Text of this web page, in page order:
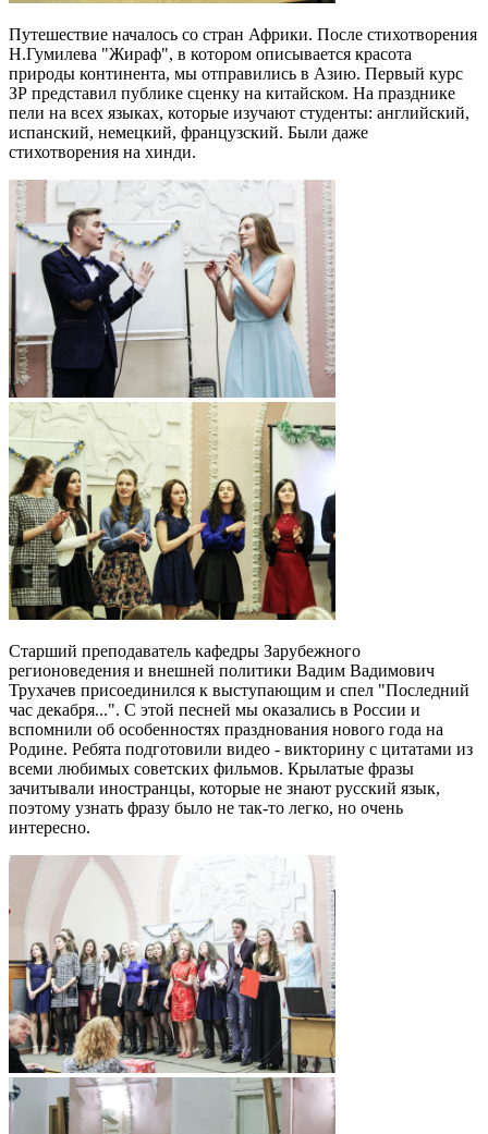
Путешествие началось со стран Африки. После стихотворения
Н.Гумилева "Жираф", в котором описывается красота
природы континента, мы отправились в Азию. Первый курс
ЗР представил публике сценку на китайском. На празднике
пели на всех языках, которые изучают студенты: английский,
испанский, немецкий, французский. Были даже
стихотворения на хинди.
Старший преподаватель кафедры Зарубежного
регионоведения и внешней политики Вадим Вадимович
Трухачев присоединился к выступающим и спел "Последний
час декабря...". С этой песней мы оказались в России и
вспомнили об особенностях празднования нового года на
Родине. Ребята подготовили видео - викторину с цитатами из
всеми любимых советских фильмов. Крылатые фразы
зачитывали иностранцы, которые не знают русский язык,
поэтому узнать фразу было не так-то легко, но очень
интересно.